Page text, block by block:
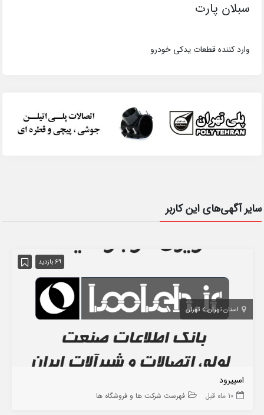
سبلان پارت
وارد کننده قطعات یدکی خودرو
سایر آگهی‌های این کاربر
69 بازدید
استان تهران تهران
اسپیرود
10 ماه قبل فهرست شرکت ها و فروشگاه ها